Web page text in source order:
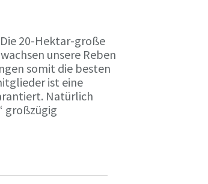
20-Hektar-große
unsere Reben
somit die besten
ist eine
Natürlich
großzügig